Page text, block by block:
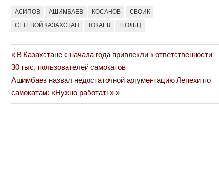
АСИПОВ АШИМБАЕВ КОСАНОВ СВОИК
СЕТЕВОЙ КАЗАХСТАН ТОКАЕВ ШОЛЬЦ
Навигация
по
записям
Previous
Post:
В Казахстане с начала года привлекли к ответственности
30 тыс. пользователей самокатов
Next
Post:
Ашимбаев назвал недостаточной аргументацию Лепехи по
самокатам: «Нужно работать»